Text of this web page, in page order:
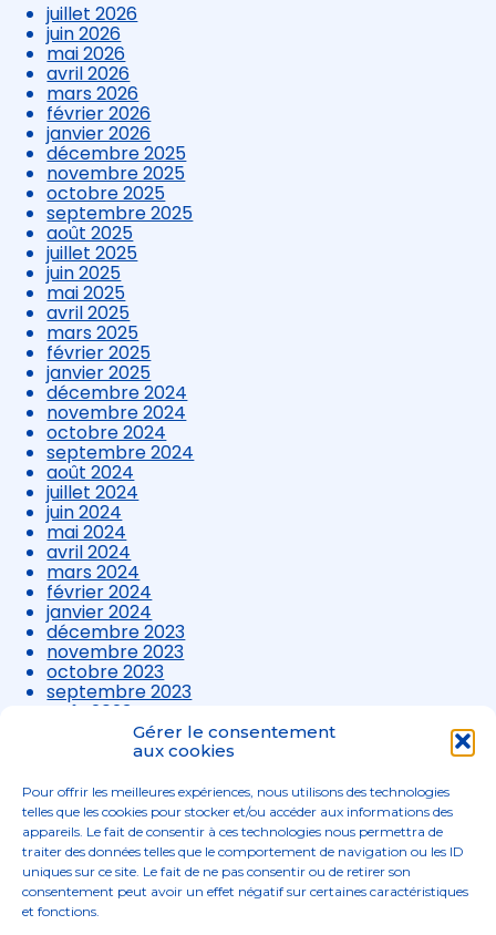
Gérer le consentement
aux cookies
Pour offrir les meilleures expériences, nous utilisons des technologies
telles que les cookies pour stocker et/ou accéder aux informations des
appareils. Le fait de consentir à ces technologies nous permettra de
traiter des données telles que le comportement de navigation ou les ID
uniques sur ce site. Le fait de ne pas consentir ou de retirer son
consentement peut avoir un effet négatif sur certaines caractéristiques
et fonctions.
juillet 2026
juin 2026
mai 2026
avril 2026
mars 2026
février 2026
janvier 2026
décembre 2025
novembre 2025
octobre 2025
septembre 2025
août 2025
juillet 2025
juin 2025
mai 2025
avril 2025
mars 2025
février 2025
janvier 2025
décembre 2024
novembre 2024
octobre 2024
septembre 2024
août 2024
juillet 2024
juin 2024
mai 2024
avril 2024
mars 2024
février 2024
janvier 2024
décembre 2023
novembre 2023
octobre 2023
septembre 2023
août 2023
juillet 2023
avril 2023
mars 2023